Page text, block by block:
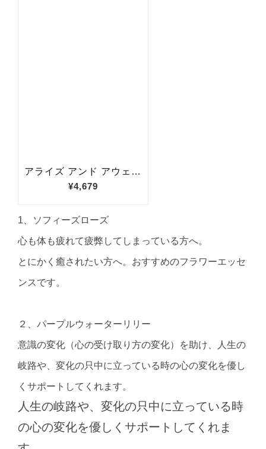
1、ソフィーズローズ
心も体も疲れて疲弊してしまっている方へ。
とにかく癒されたい方へ。おすすめのフラワーエッセ
ンスです。
２、パープルウォーターリリー
意識の変化（心の受け取り方の変化）を助け、人生の
岐路や、変化の只中に立っている時の心の変化を優し
くサポートしてくれます。
人生の岐路や、変化の只中に立っている時
の心の変化を優しくサポートしてくれま